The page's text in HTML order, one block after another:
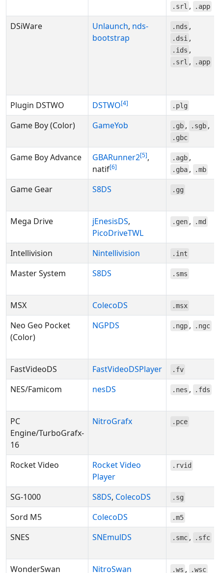
.srl , .app
DSiWare Unlaunch, nds-
bootstrap
.nds ,
.dsi ,
.ids ,
.srl , .app
Plugin DSTWO DSTWO 4 .plg
Game Boy (Color) GameYob .gb , .sgb ,
.gbc
Game Boy Advance GBARunner2 5 ,
natif 6
.agb ,
.gba , .mb
Game Gear S8DS .gg
Mega Drive jEnesisDS,
PicoDriveTWL
.gen , .md
Intellivision Nintellivision .int
Master System S8DS .sms
MSX ColecoDS .msx
Neo Geo Pocket
(Color)
NGPDS .ngp , .ngc
FastVideoDS FastVideoDSPlayer .fv
NES/Famicom nesDS .nes , .fds
PC
Engine/TurboGrafx-
16
NitroGrafx .pce
Rocket Video
Rocket Video
Player
.rvid
SG-1000 S8DS, ColecoDS .sg
Sord M5 ColecoDS .m5
SNES SNEmulDS .smc , .sfc
WonderSwan NitroSwan .ws , .wsc